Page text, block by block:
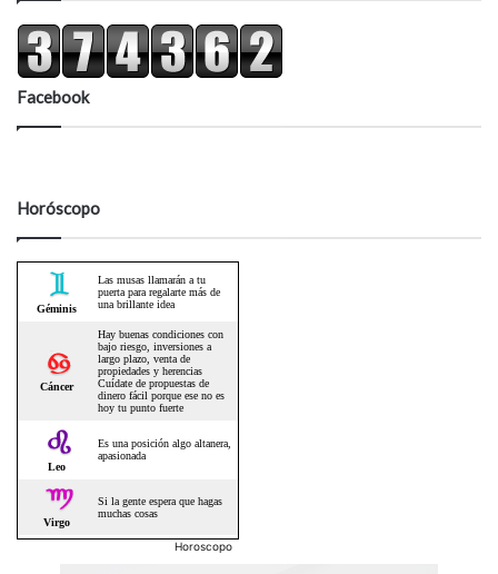
Facebook
Horóscopo
Horoscopo